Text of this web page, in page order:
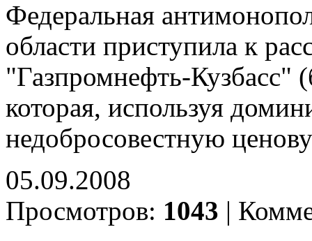
Федеральная
области приступила к
"Газпромнефть-
которая, используя
недобросовестную
05.09.2008
Просмотров: 1043 |